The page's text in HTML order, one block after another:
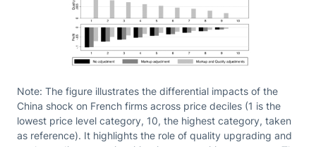
Note: The figure illustrates the differential impacts of the
China shock on French firms across price deciles (1 is the
lowest price level category, 10, the highest category, taken
as reference). It highlights the role of quality upgrading and